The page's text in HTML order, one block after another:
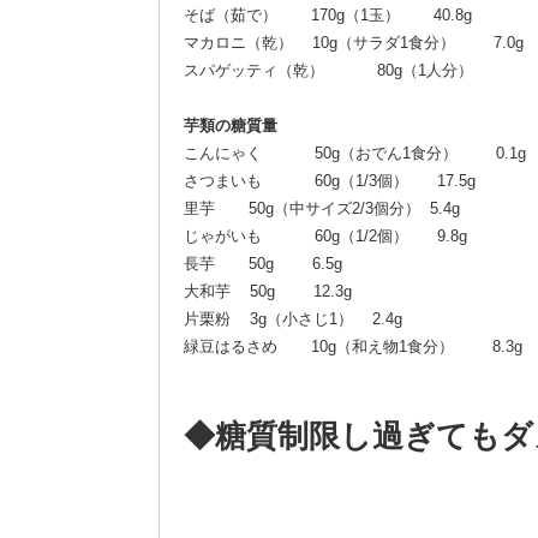
そば（茹で） 170g（1玉） 40.8g
マカロニ（乾） 10g（サラダ1食分） 7.0g
スパゲッティ（乾） 80g（1人分）
芋類の糖質量
こんにゃく 50g（おでん1食分） 0.1g
さつまいも 60g（1/3個） 17.5g
里芋 50g（中サイズ2/3個分） 5.4g
じゃがいも 60g（1/2個） 9.8g
長芋 50g 6.5g
大和芋 50g 12.3g
片栗粉 3g（小さじ1） 2.4g
緑豆はるさめ 10g（和え物1食分） 8.3g
◆糖質制限し過ぎても